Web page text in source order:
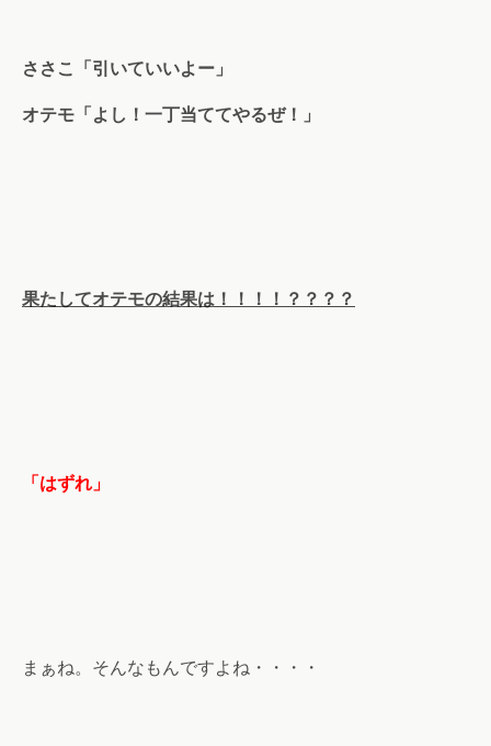
ささこ「引いていいよー」
オテモ「よし！一丁当ててやるぜ！」
果たしてオテモの結果は！！！！？？？？
「はずれ」
まぁね。そんなもんですよね・・・・